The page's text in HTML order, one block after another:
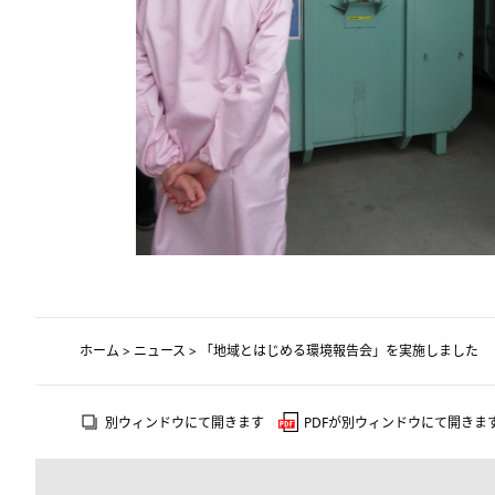
ホーム > ニュース > 「地域とはじめる環境報告会」を実施しました
別ウィンドウにて開きます PDFが別ウィンドウにて開きま